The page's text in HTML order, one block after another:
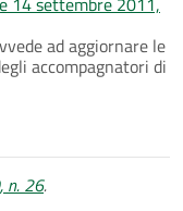
ad aggiornare le
accompagnatori di
n. 26.